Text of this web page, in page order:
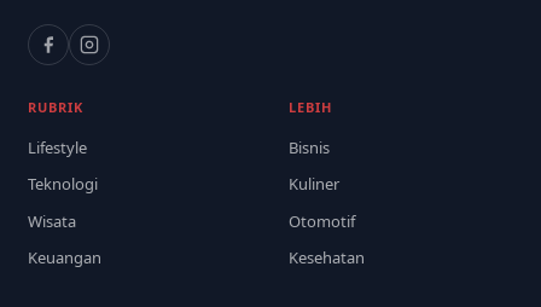
RUBRIK
Lifestyle
Teknologi
Wisata
Keuangan
LEBIH
Bisnis
Kuliner
Otomotif
Kesehatan